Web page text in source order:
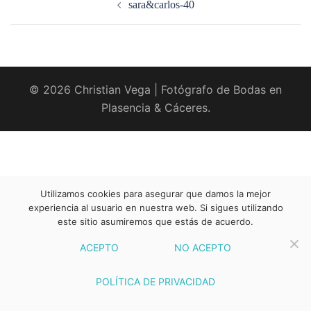
sara&carlos-40
© 2026 Christian Vega | Fotógrafo de Bodas en
Plasencia & Cáceres.
Utilizamos cookies para asegurar que damos la mejor
experiencia al usuario en nuestra web. Si sigues utilizando
este sitio asumiremos que estás de acuerdo.
ACEPTO NO ACEPTO
POLÍTICA DE PRIVACIDAD